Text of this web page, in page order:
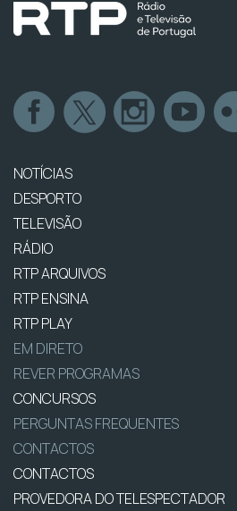
NOTÍCIAS
DESPORTO
TELEVISÃO
RÁDIO
RTP ARQUIVOS
RTP ENSINA
RTP PLAY
EM DIRETO
REVER PROGRAMAS
CONCURSOS
PERGUNTAS FREQUENTES
CONTACTOS
CONTACTOS
PROVEDORA DO TELESPECTADOR